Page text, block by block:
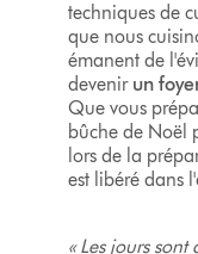
techniques de
que nous
émanent de
devenir un
Que vous
bûche de Noël
lors de la
est libéré dans
« Les jours